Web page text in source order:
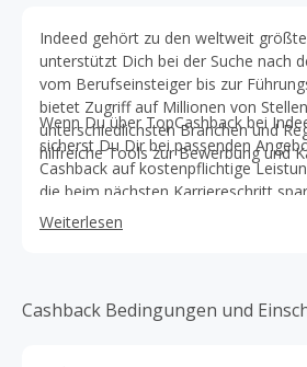
Indeed gehört zu den weltweit
unterstützt Dich bei der Suche nach
vom Berufseinsteiger bis zur
bietet Zugriff auf Millionen von
unterschiedlichsten Branchen und
hilfreiche Tools zur Bewerbung und
Wenn Du über TopCashback bei
sicherst Du Dir bei passenden
Cashback auf kostenpflichtige
die beim nächsten Karriereschritt
Weiterlesen
Cashback Bedingungen und